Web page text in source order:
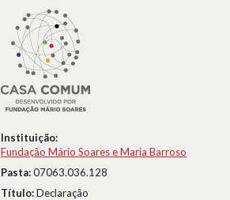
Instituição:
Fundação Mário Soares e Maria Barroso
Pasta:07063.036.128
Título:Declaração